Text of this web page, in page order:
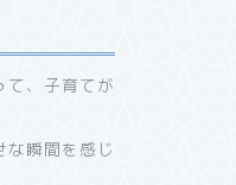
て、子育てが
な瞬間を感じ